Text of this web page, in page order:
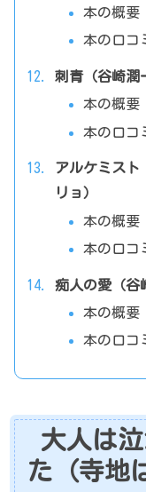
本の概要
本の口コ
刺青（谷崎潤
本の概要
本の口コ
アルケミスト
リョ）
本の概要
本の口コ
痴人の愛（谷
本の概要
本の口コ
大人は
た（寺地